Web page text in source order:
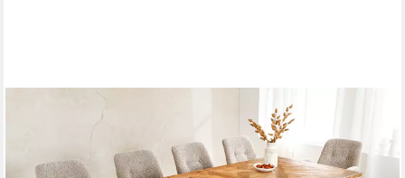
Esstisch RIVIERA 180-240cm natur - recyceltes Pinienholz, mit
Einlegeplatte (Einzelartikel, 1-St), Industrial Design mit
Querstrebe – ideal für bis zu 12 Personen